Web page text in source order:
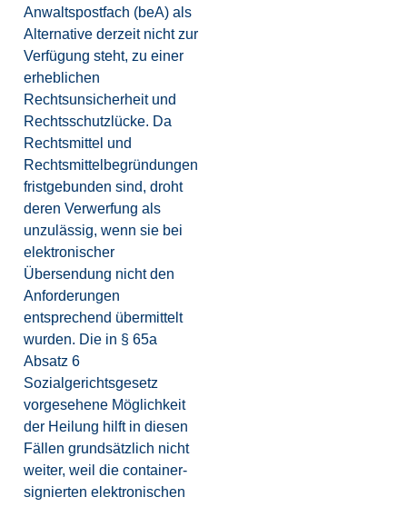
Anwaltspostfach (beA) als
Alternative derzeit nicht zur
Verfügung steht, zu einer
erheblichen
Rechtsunsicherheit und
Rechtsschutzlücke. Da
Rechtsmittel und
Rechtsmittelbegründungen
fristgebunden sind, droht
deren Verwerfung als
unzulässig, wenn sie bei
elektronischer
Übersendung nicht den
Anforderungen
entsprechend übermittelt
wurden. Die in § 65a
Absatz 6
Sozialgerichtsgesetz
vorgesehene Möglichkeit
der Heilung hilft in diesen
Fällen grundsätzlich nicht
weiter, weil die container-
signierten elektronischen